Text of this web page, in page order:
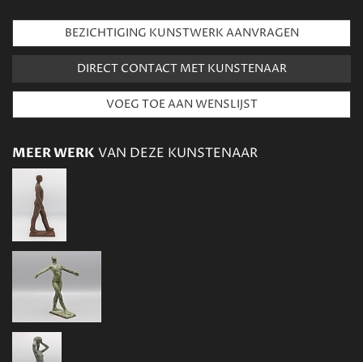
BEZICHTIGING KUNSTWERK AANVRAGEN
DIRECT CONTACT MET KUNSTENAAR
MEER WERK VAN DEZE KUNSTENAAR